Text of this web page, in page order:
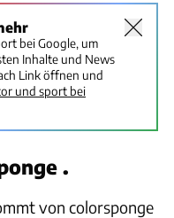
bei Google, um
Inhalte und News
Link öffnen und
und sport bei
.
von colorsponge